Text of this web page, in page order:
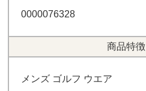
0000076328
商品特徴
メンズ ゴルフ ウエア